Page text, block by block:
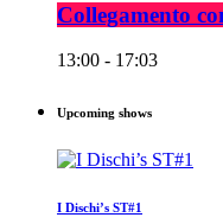
Collegamento
13:00 - 17:03
Upcoming shows
I Dischi’s ST#1